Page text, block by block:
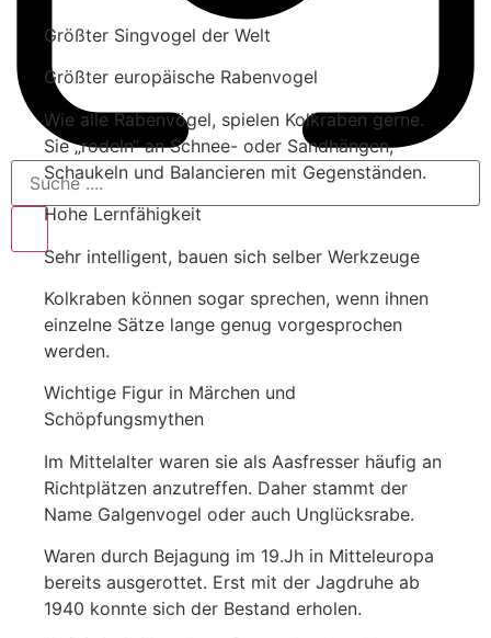
Unterschied-Kolkrabe-Saatkähe
Größter Singvogel der Welt
Größter europäische Rabenvogel
Wie alle Rabenvögel, spielen Kolkraben gerne.
Sie „rodeln“ an Schnee- oder Sandhängen,
Schaukeln und Balancieren mit Gegenständen.
Hohe Lernfähigkeit
Sehr intelligent, bauen sich selber Werkzeuge
Kolkraben können sogar sprechen, wenn ihnen
einzelne Sätze lange genug vorgesprochen
werden.
Wichtige Figur in Märchen und
Schöpfungsmythen
Im Mittelalter waren sie als Aasfresser häufig an
Richtplätzen anzutreffen. Daher stammt der
Name Galgenvogel oder auch Unglücksrabe.
Waren durch Bejagung im 19.Jh in Mitteleuropa
bereits ausgerottet. Erst mit der Jagdruhe ab
1940 konnte sich der Bestand erholen.